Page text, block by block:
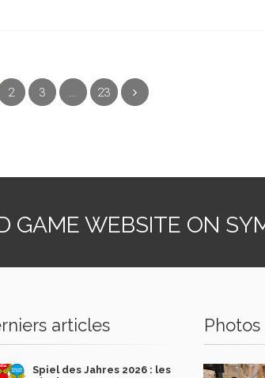
2 3 … 23 Suivant
GAME WEBSITE ON
articles
Spiel des Jahres 2026 : les